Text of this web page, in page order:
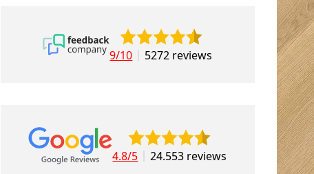
9/10 5272 reviews
4.8/5 24.553 reviews